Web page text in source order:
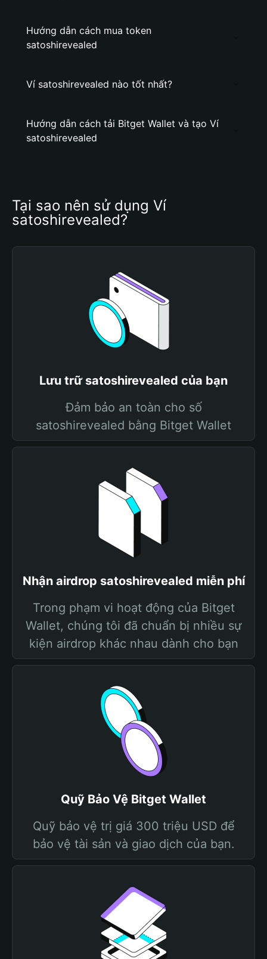
Hướng dẫn cách mua token
satoshirevealed
Ví satoshirevealed nào tốt nhất?
Hướng dẫn cách tải Bitget Wallet và tạo Ví
satoshirevealed
Tại sao nên sử dụng Ví
satoshirevealed?
Lưu trữ satoshirevealed của bạn
Đảm bảo an toàn cho số
satoshirevealed bằng Bitget Wallet
Nhận airdrop satoshirevealed miễn phí
Trong phạm vi hoạt động của Bitget
Wallet, chúng tôi đã chuẩn bị nhiều sự
kiện airdrop khác nhau dành cho bạn
Quỹ Bảo Vệ Bitget Wallet
Quỹ bảo vệ trị giá 300 triệu USD để
bảo vệ tài sản và giao dịch của bạn.